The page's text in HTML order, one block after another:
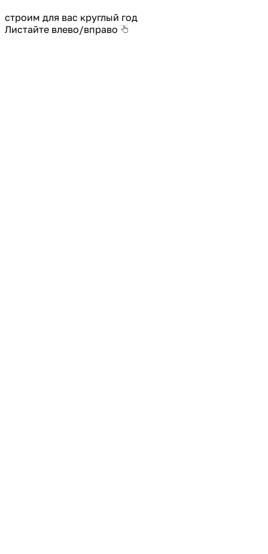
строим для вас круглый год
Листайте влево/вправо